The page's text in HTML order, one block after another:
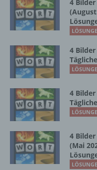
4
4
4
4
(Mai
Verbreitung
Bereitstellung,
Verknüpfung,
d)
Einschränkung
Markierung
e) Profiling